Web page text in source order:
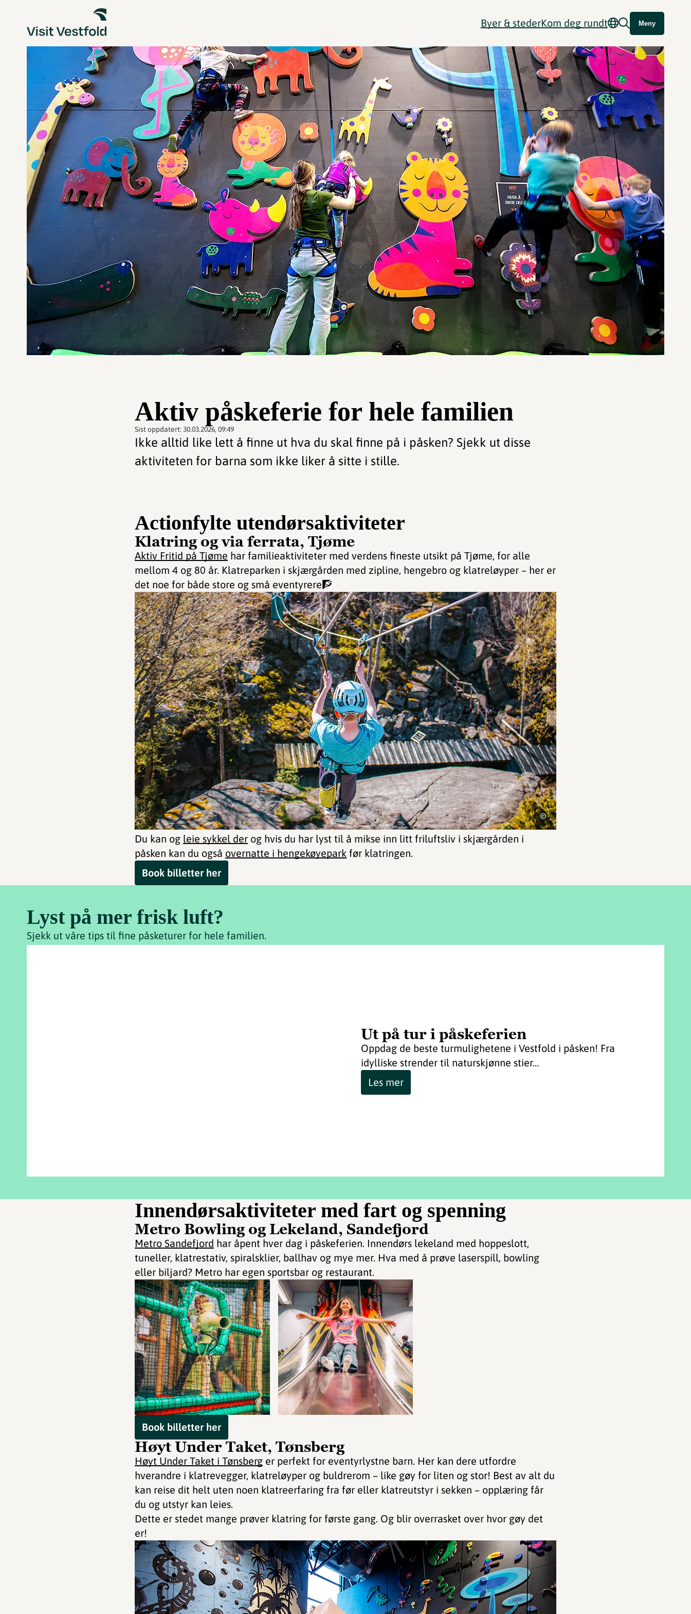
Byer & stederKom deg rundt Meny
Aktiv påskeferie for hele familien
Sist oppdatert: 30.03.2026, 09:49
Ikke alltid like lett å finne ut hva du skal finne på i påsken? Sjekk ut disse
aktiviteten for barna som ikke liker å sitte i stille.
Actionfylte utendørsaktiviteter
Klatring og via ferrata, Tjøme
Aktiv Fritid på Tjøme har familieaktiviteter med verdens fineste utsikt på Tjøme, for alle
mellom 4 og 80 år. Klatreparken i skjærgården med zipline, hengebro og klatreløyper – her er
det noe for både store og små eventyrere🧗
©
Du kan og leie sykkel der og hvis du har lyst til å mikse inn litt friluftsliv i skjærgården i
påsken kan du også overnatte i hengekøyepark før klatringen.
Book billetter her
Lyst på mer frisk luft?
Sjekk ut våre tips til fine påsketurer for hele familien.
Ut på tur i påskeferien
Oppdag de beste turmulighetene i Vestfold i påsken! Fra
idylliske strender til naturskjønne stier…
Les mer
Innendørsaktiviteter med fart og spenning
Metro Bowling og Lekeland, Sandefjord
Metro Sandefjord har åpent hver dag i påskeferien. Innendørs lekeland med hoppeslott,
tuneller, klatrestativ, spiralsklier, ballhav og mye mer. Hva med å prøve laserspill, bowling
eller biljard? Metro har egen sportsbar og restaurant.
© ©
Book billetter her
Høyt Under Taket, Tønsberg
Høyt Under Taket i Tønsberg er perfekt for eventyrlystne barn. Her kan dere utfordre
hverandre i klatrevegger, klatreløyper og buldrerom – like gøy for liten og stor! Best av alt du
kan reise dit helt uten noen klatreerfaring fra før eller klatreutstyr i sekken – opplæring får
du og utstyr kan leies.
Dette er stedet mange prøver klatring for første gang. Og blir overrasket over hvor gøy det
er!